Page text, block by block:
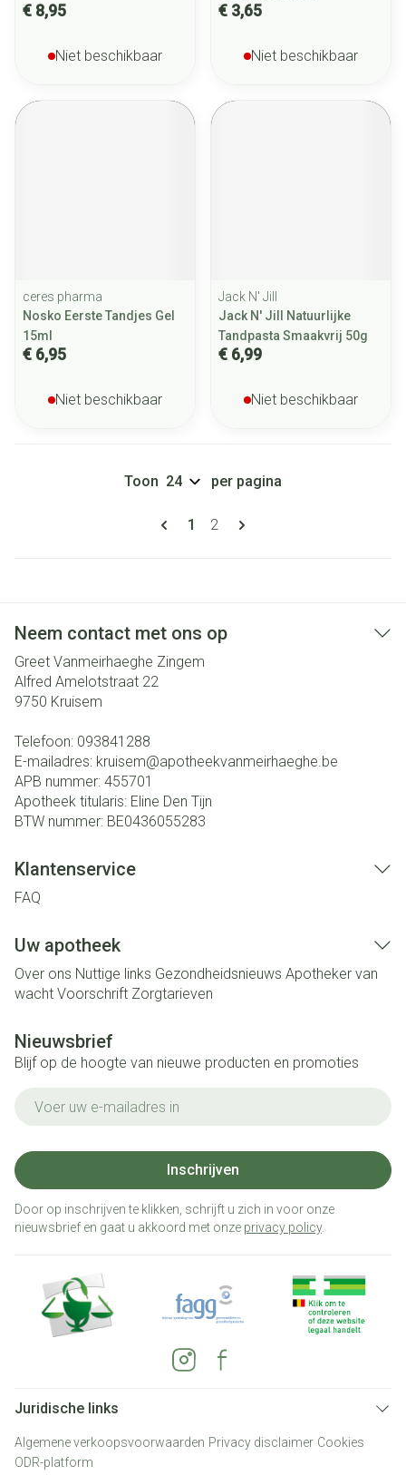
€ 8,95
Niet beschikbaar
€ 3,65
Niet beschikbaar
ceres pharma
Nosko Eerste Tandjes Gel
15ml
€ 6,95
Niet beschikbaar
Jack N' Jill
Jack N' Jill Natuurlijke
Tandpasta Smaakvrij 50g
€ 6,99
Niet beschikbaar
Pagina's
U lees momenteel pagina
1 Pagina
2
Toon per pagina
Neem contact met ons op
Greet Vanmeirhaeghe Zingem
Alfred Amelotstraat 22
9750 Kruisem
Telefoon: 093841288
E-mailadres: kruisem@apotheekvanmeirhaeghe.be
APB nummer: 455701
Apotheek titularis: Eline Den Tijn
BTW nummer: BE0436055283
Klantenservice
FAQ
Uw apotheek
Over ons Nuttige links Gezondheidsnieuws Apotheker van
wacht Voorschrift Zorgtarieven
Nieuwsbrief
Blijf op de hoogte van nieuwe producten en promoties
Inschrijven
Door op inschrijven te klikken, schrijft u zich in voor onze
nieuwsbrief en gaat u akkoord met onze privacy policy.
Juridische links
Algemene verkoopsvoorwaarden Privacy disclaimer Cookies
ODR-platform